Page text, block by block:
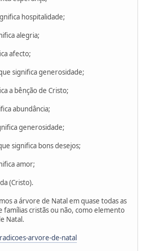
hospitalidade;
alegria;
afecto;
significa generosidade;
a bênção de Cristo;
abundância;
generosidade;
significa bons desejos;
amor;
(Cristo).
a árvore de Natal em quase todas as
famílias cristãs ou não, como elemento
Natal.
arvore-de-natal